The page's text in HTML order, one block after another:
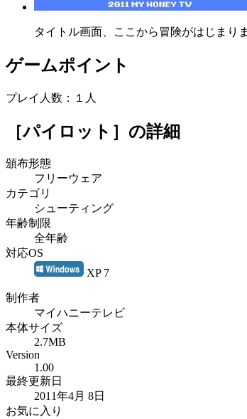
タイトル画面、ここから冒険がはじまりま
ゲームポイント
プレイ人数：１人
［パイロット］ の詳細
頒布形態
フリーウェア
カテゴリ
シューティング
年齢制限
全年齢
対応OS
XP 7
制作者
マイハニーテレビ
本体サイズ
2.7MB
Version
1.00
最終更新日
2011年4月 8日
お気に入り